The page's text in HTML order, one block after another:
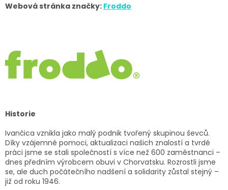
Webová stránka značky: Froddo
Historie
Ivančica vznikla jako malý podnik tvořený skupinou ševců.
Díky vzájemné pomoci, aktualizaci našich znalostí a tvrdé
práci jsme se stali společností s více než 600 zaměstnanci –
dnes předním výrobcem obuvi v Chorvatsku. Rozrostli jsme
se, ale duch počátečního nadšení a solidarity zůstal stejný –
již od roku 1946.